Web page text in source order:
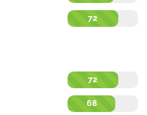
72
72
68